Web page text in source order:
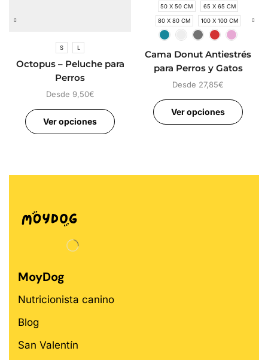
S L
Octopus – Peluche para
Perros
Desde 9,50€
Ver opciones
50 X 50 CM 65 X 65 CM
80 X 80 CM 100 X 100 CM
Cama Donut Antiestrés
para Perros y Gatos
Desde 27,85€
Ver opciones
MoyDog
Nutricionista canino
Blog
San Valentín